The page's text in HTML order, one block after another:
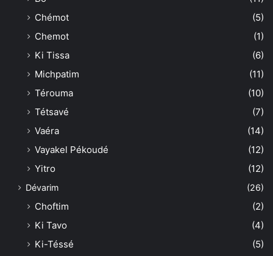
Chémot
(5)
Chemot
(1)
Ki Tissa
(6)
Michpatim
(11)
Térouma
(10)
Tétsavé
(7)
Vaéra
(14)
Vayakel Pékoudé
(12)
Yitro
(12)
Dévarim (26)
Choftim
(2)
Ki Tavo
(4)
Ki-Téssé
(5)